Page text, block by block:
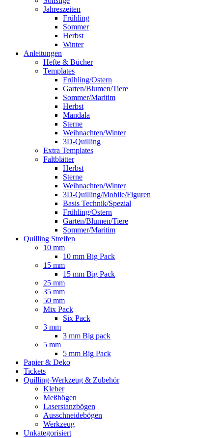
Jahreszeiten
Frühling
Sommer
Herbst
Winter
Anleitungen
Hefte & Bücher
Templates
Frühling/Ostern
Garten/Blumen/Tiere
Sommer/Maritim
Herbst
Mandala
Sterne
Weihnachten/Winter
3D-Quilling
Extra Templates
Faltblätter
Herbst
Sterne
Weihnachten/Winter
3D-Quilling/Mobile/Figuren
Basis Technik/Spezial
Frühling/Ostern
Garten/Blumen/Tiere
Sommer/Maritim
Quilling Streifen
10 mm
10 mm Big Pack
15 mm
15 mm Big Pack
25 mm
35 mm
50 mm
Mix Pack
Six Pack
3 mm
3 mm Big pack
5 mm
5 mm Big Pack
Papier & Deko
Tickets
Quilling-Werkzeug & Zubehör
Kleber
Meßbögen
Laserstanzbögen
Ausschneidebögen
Werkzeug
Unkategorisiert